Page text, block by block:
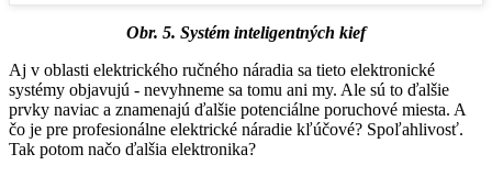
Obr. 5. Systém inteligentných kief
Aj v oblasti elektrického ručného náradia sa tieto elektronické
systémy objavujú - nevyhneme sa tomu ani my. Ale sú to ďalšie
prvky naviac a znamenajú ďalšie potenciálne poruchové miesta. A
čo je pre profesionálne elektrické náradie kľúčové? Spoľahlivosť.
Tak potom načo ďalšia elektronika?